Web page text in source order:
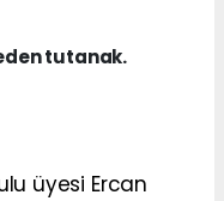
tutanak.
üyesi Ercan